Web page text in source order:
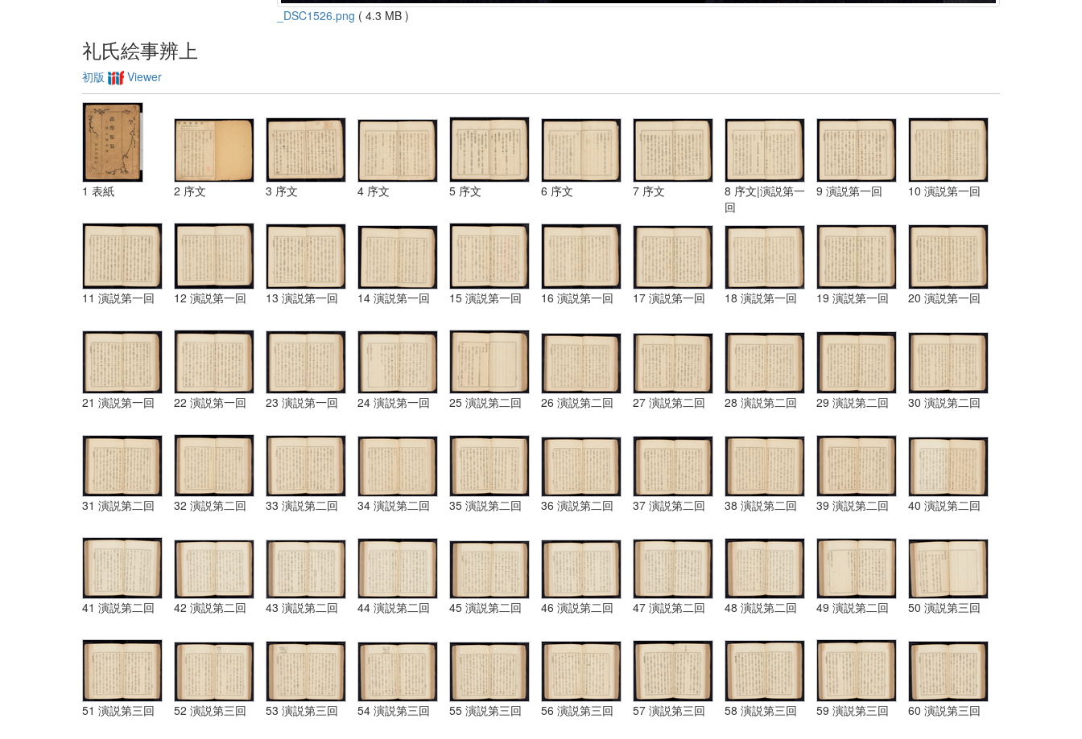
_DSC1526.png ( 4.3 MB )
礼氏絵事辨上
初版 Viewer
1 表紙 2 序文 3 序文 4 序文 5 序文 6 序文 7 序文
8 序文|演説第一
回
9 演説第一回 10 演説第一回
11 演説第一回 12 演説第一回 13 演説第一回 14 演説第一回 15 演説第一回 16 演説第一回 17 演説第一回 18 演説第一回 19 演説第一回 20 演説第一回
21 演説第一回 22 演説第一回 23 演説第一回 24 演説第一回 25 演説第二回 26 演説第二回 27 演説第二回 28 演説第二回 29 演説第二回 30 演説第二回
31 演説第二回 32 演説第二回 33 演説第二回 34 演説第二回 35 演説第二回 36 演説第二回 37 演説第二回 38 演説第二回 39 演説第二回 40 演説第二回
41 演説第二回 42 演説第二回 43 演説第二回 44 演説第二回 45 演説第二回 46 演説第二回 47 演説第二回 48 演説第二回 49 演説第二回 50 演説第三回
51 演説第三回 52 演説第三回 53 演説第三回 54 演説第三回 55 演説第三回 56 演説第三回 57 演説第三回 58 演説第三回 59 演説第三回 60 演説第三回